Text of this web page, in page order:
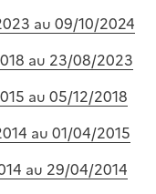
au 09/10/2024
au 23/08/2023
au 05/12/2018
au 01/04/2015
au 29/04/2014